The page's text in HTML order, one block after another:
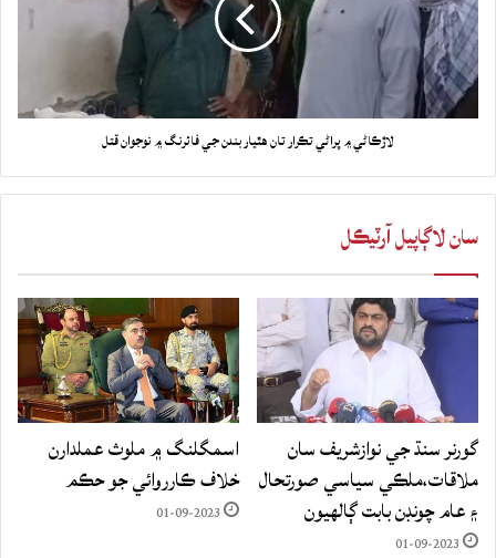
لاڙڪاڻي ۾ پراڻي تڪرار تان هٿياربندن جي فائرنگ ۾ نوجوان قتل
سان لاڳاپيل آرٽيڪل
گورنر سنڌ جي نوازشريف سان
ملاقات،ملڪي سياسي صورتحال
۽ عام چونڊن بابت ڳالهيون
01-09-2023
اسمگلنگ ۾ ملوث عملدارن
خلاف ڪارروائي جو حڪم
01-09-2023